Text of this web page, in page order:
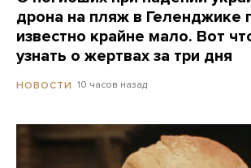
дрона на пляж в Геленджике
известно крайне мало. Вот
узнать о жертвах за три дня
НОВОСТИ 10 часов назад